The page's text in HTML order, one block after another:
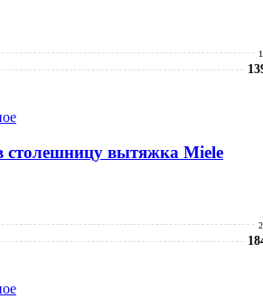
столешницу вытяжка Miele